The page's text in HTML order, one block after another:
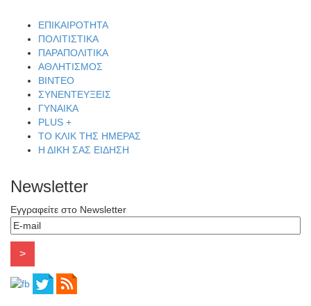
ΕΠΙΚΑΙΡΟΤΗΤΑ
ΠΟΛΙΤΙΣΤΙΚΑ
ΠΑΡΑΠΟΛΙΤΙΚΑ
ΑΘΛΗΤΙΣΜΟΣ
ΒΙΝΤΕΟ
ΣΥΝΕΝΤΕΥΞΕΙΣ
ΓΥΝΑΙΚΑ
PLUS +
ΤΟ ΚΛΙΚ ΤΗΣ ΗΜΕΡΑΣ
Η ΔΙΚΗ ΣΑΣ ΕΙΔΗΣΗ
Newsletter
Εγγραφείτε στο Newsletter